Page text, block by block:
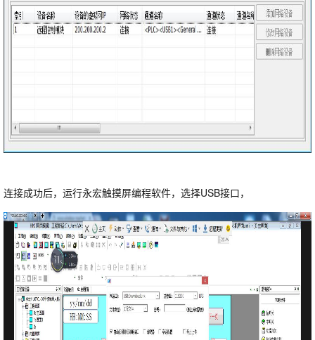
连接成功后，运行永宏触摸屏编程软件，选择USB接口，